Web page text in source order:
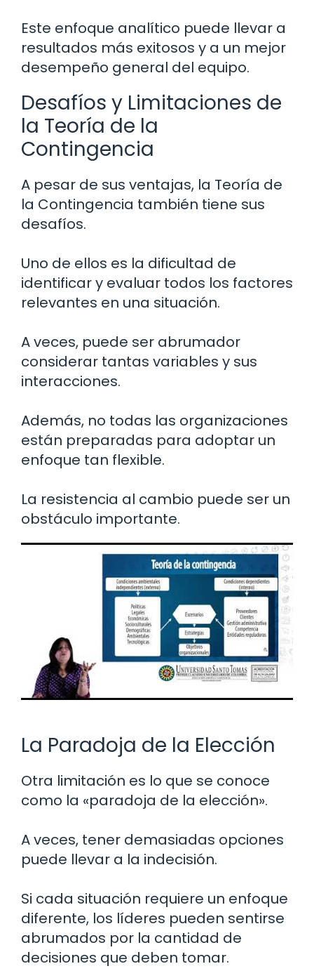
Este enfoque analítico puede llevar a
resultados más exitosos y a un mejor
desempeño general del equipo.
Desafíos y Limitaciones de
la Teoría de la
Contingencia
A pesar de sus ventajas, la Teoría de
la Contingencia también tiene sus
desafíos.
Uno de ellos es la dificultad de
identificar y evaluar todos los factores
relevantes en una situación.
A veces, puede ser abrumador
considerar tantas variables y sus
interacciones.
Además, no todas las organizaciones
están preparadas para adoptar un
enfoque tan flexible.
La resistencia al cambio puede ser un
obstáculo importante.
La Paradoja de la Elección
Otra limitación es lo que se conoce
como la «paradoja de la elección».
A veces, tener demasiadas opciones
puede llevar a la indecisión.
Si cada situación requiere un enfoque
diferente, los líderes pueden sentirse
abrumados por la cantidad de
decisiones que deben tomar.